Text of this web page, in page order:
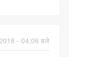
- 04:06 बजे